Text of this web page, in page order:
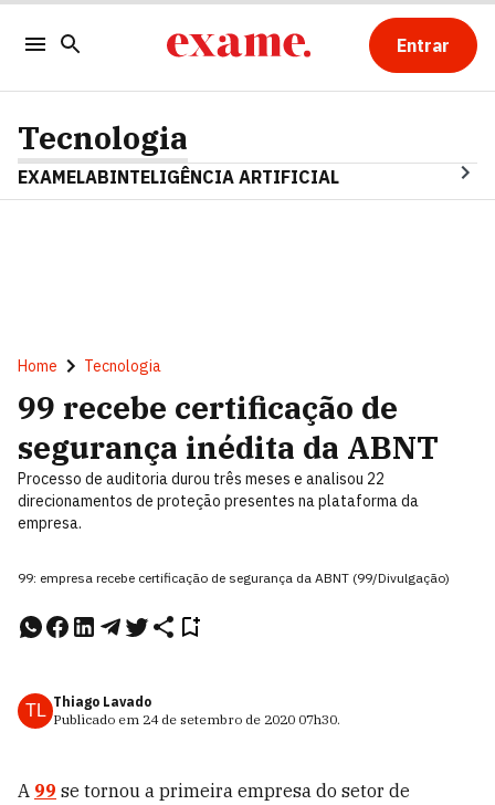
Entrar
Tecnologia
EXAMELABINTELIGÊNCIA ARTIFICIAL
Home Tecnologia
99 recebe certificação de
segurança inédita da ABNT
Processo de auditoria durou três meses e analisou 22
direcionamentos de proteção presentes na plataforma da
empresa.
99: empresa recebe certificação de segurança da ABNT (99/Divulgação)
TL Thiago Lavado
Publicado em 24 de setembro de 2020 07h30.
A 99 se tornou a primeira empresa do setor de